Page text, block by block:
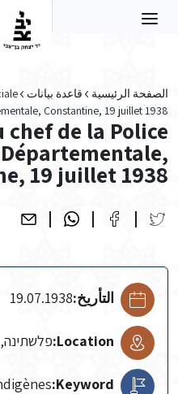
الصفحة الرئيسية قاعدة بيانات
Constantine, 19 juillet 1938
chef de la Police
19 juillet 1938
التأريخ:19.07.1938
Location: פלשתינה,
Keyword: